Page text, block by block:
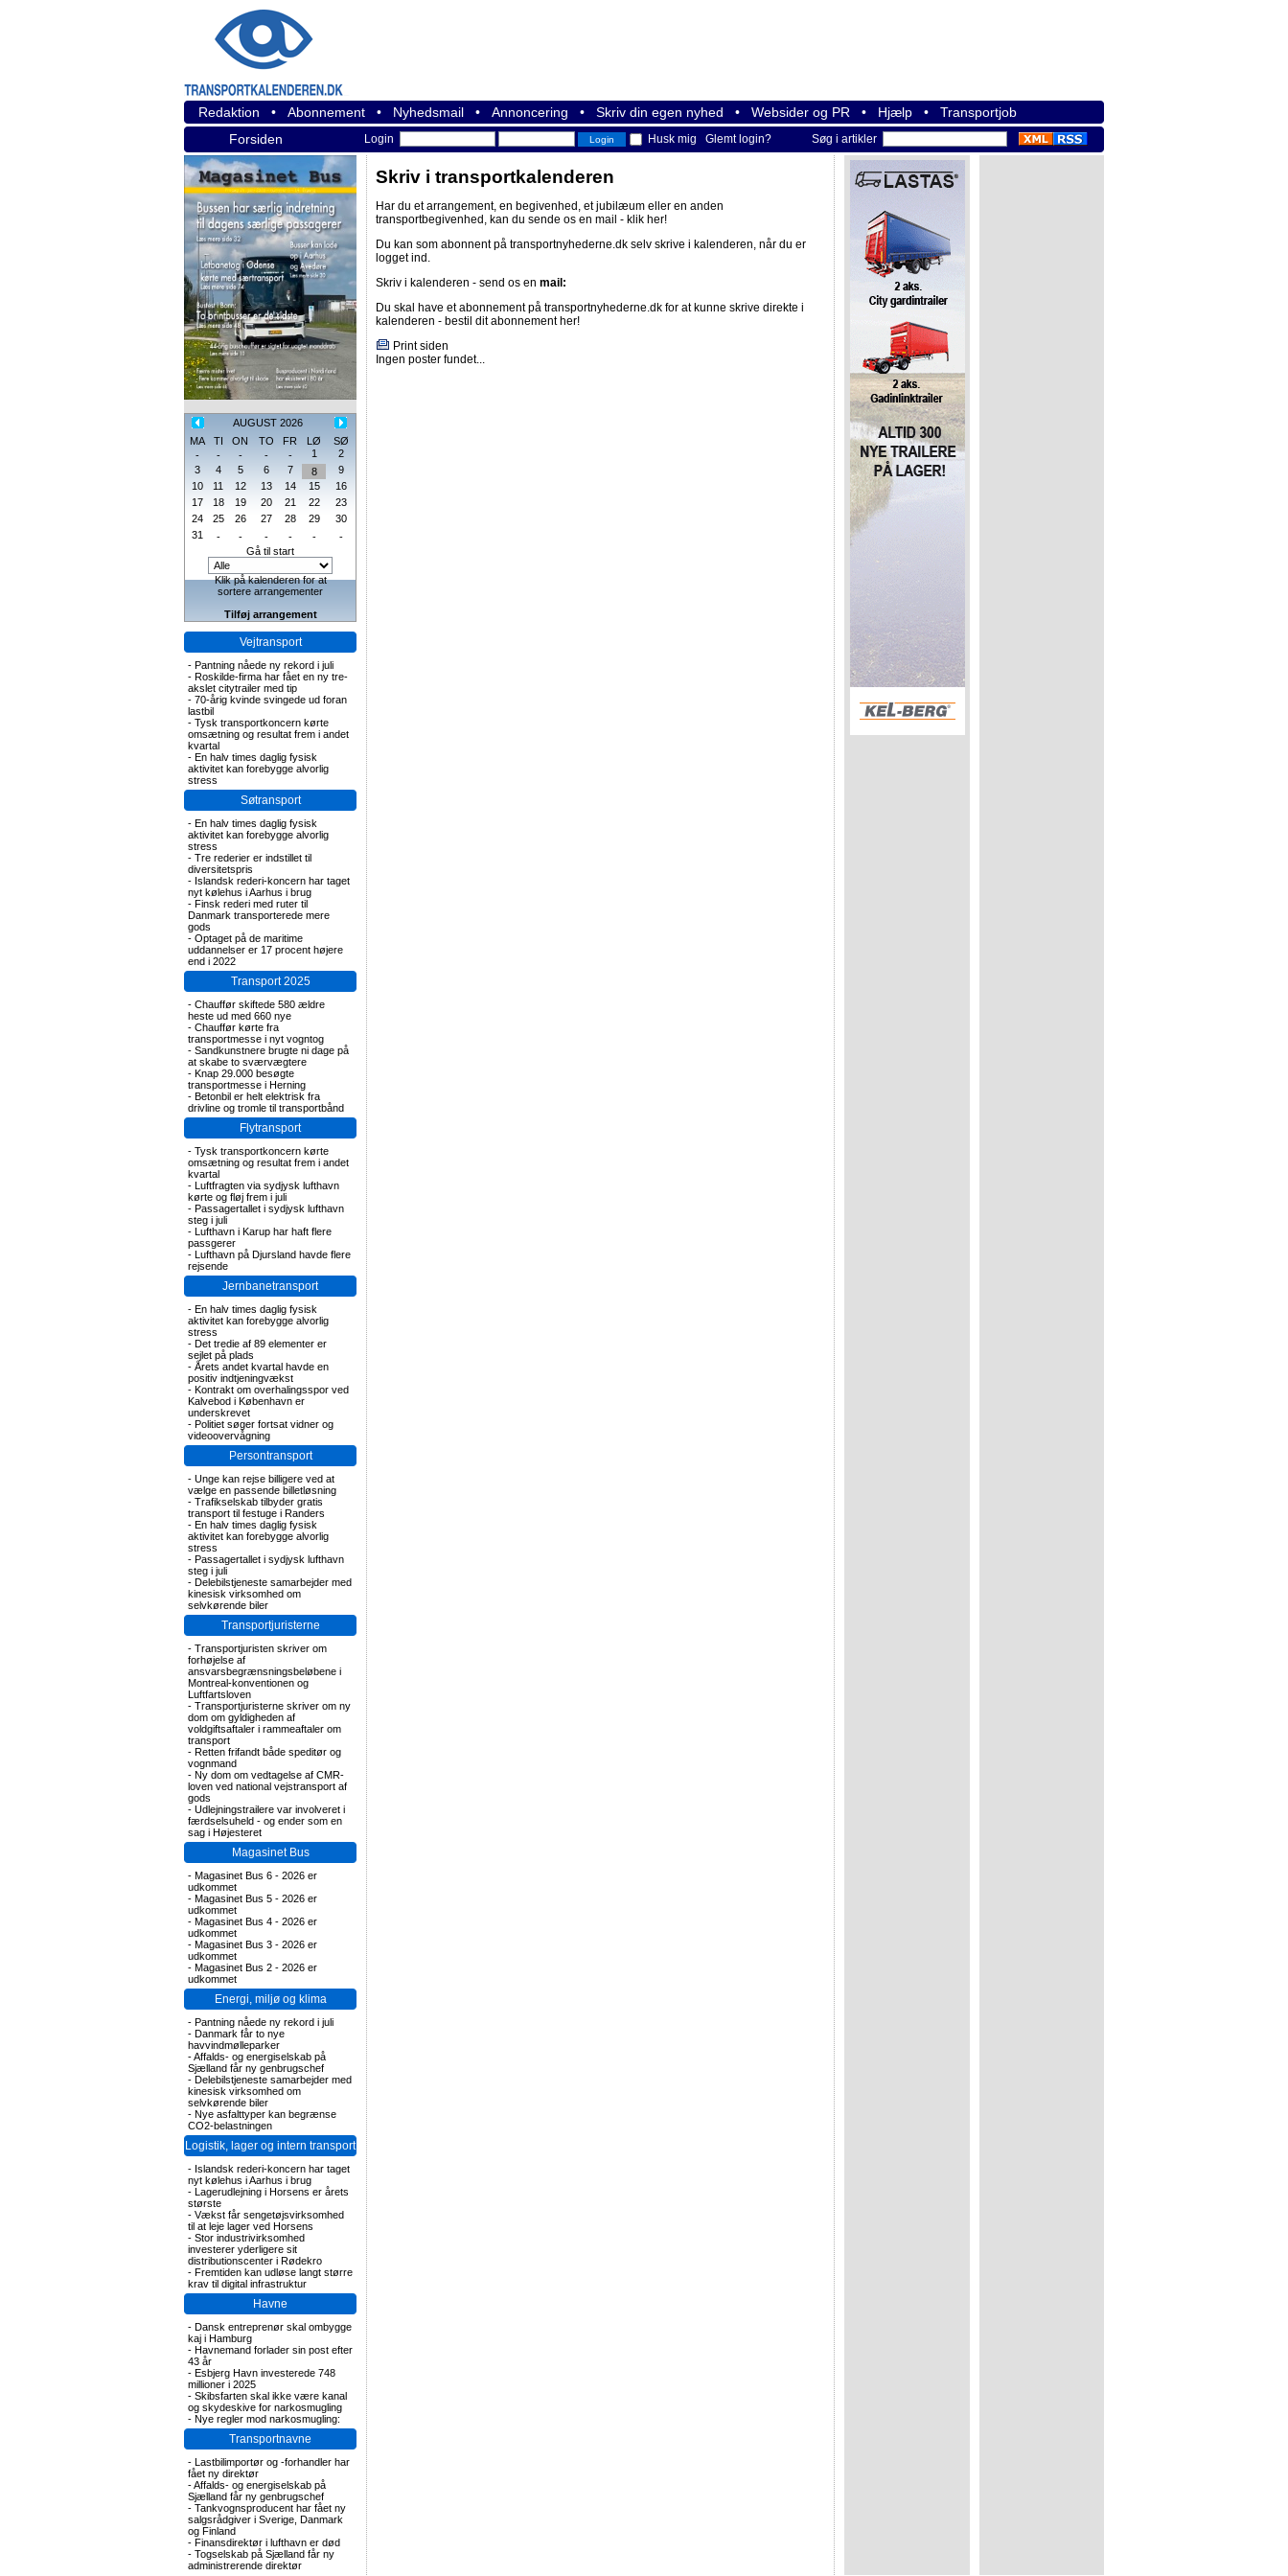
Redaktion • Abonnement • Nyhedsmail • Annoncering • Skriv din egen nyhed • Websider og PR • Hjælp • Transportjob
Forsiden
Login Husk mig Glemt login? Søg i artikler
AUGUST 2026
MA
TI ON TO FR LØ
SØ
-
- - - - 1
2
3
4 5 6 7 8
9
10
11 12 13 14 15
16
17
18 19 20 21 22
23
24
25 26 27 28 29
30
31
- - - - -
-
Gå til start
Klik på kalenderen for at
sortere arrangementer
Tilføj arrangement
Vejtransport
- Pantning nåede ny rekord i juli
- Roskilde-firma har fået en ny tre-
akslet citytrailer med tip
- 70-årig kvinde svingede ud foran
lastbil
- Tysk transportkoncern kørte
omsætning og resultat frem i andet
kvartal
- En halv times daglig fysisk
aktivitet kan forebygge alvorlig
stress
Søtransport
- En halv times daglig fysisk
aktivitet kan forebygge alvorlig
stress
- Tre rederier er indstillet til
diversitetspris
- Islandsk rederi-koncern har taget
nyt kølehus i Aarhus i brug
- Finsk rederi med ruter til
Danmark transporterede mere
gods
- Optaget på de maritime
uddannelser er 17 procent højere
end i 2022
Transport 2025
- Chauffør skiftede 580 ældre
heste ud med 660 nye
- Chauffør kørte fra
transportmesse i nyt vogntog
- Sandkunstnere brugte ni dage på
at skabe to sværvægtere
- Knap 29.000 besøgte
transportmesse i Herning
- Betonbil er helt elektrisk fra
drivline og tromle til transportbånd
Flytransport
- Tysk transportkoncern kørte
omsætning og resultat frem i andet
kvartal
- Luftfragten via sydjysk lufthavn
kørte og fløj frem i juli
- Passagertallet i sydjysk lufthavn
steg i juli
- Lufthavn i Karup har haft flere
passgerer
- Lufthavn på Djursland havde flere
rejsende
Jernbanetransport
- En halv times daglig fysisk
aktivitet kan forebygge alvorlig
stress
- Det tredie af 89 elementer er
sejlet på plads
- Årets andet kvartal havde en
positiv indtjeningvækst
- Kontrakt om overhalingsspor ved
Kalvebod i København er
underskrevet
- Politiet søger fortsat vidner og
videoovervågning
Persontransport
- Unge kan rejse billigere ved at
vælge en passende billetløsning
- Trafikselskab tilbyder gratis
transport til festuge i Randers
- En halv times daglig fysisk
aktivitet kan forebygge alvorlig
stress
- Passagertallet i sydjysk lufthavn
steg i juli
- Delebilstjeneste samarbejder med
kinesisk virksomhed om
selvkørende biler
Transportjuristerne
- Transportjuristen skriver om
forhøjelse af
ansvarsbegrænsningsbeløbene i
Montreal-konventionen og
Luftfartsloven
- Transportjuristerne skriver om ny
dom om gyldigheden af
voldgiftsaftaler i rammeaftaler om
transport
- Retten frifandt både speditør og
vognmand
- Ny dom om vedtagelse af CMR-
loven ved national vejstransport af
gods
- Udlejningstrailere var involveret i
færdselsuheld - og ender som en
sag i Højesteret
Magasinet Bus
- Magasinet Bus 6 - 2026 er
udkommet
- Magasinet Bus 5 - 2026 er
udkommet
- Magasinet Bus 4 - 2026 er
udkommet
- Magasinet Bus 3 - 2026 er
udkommet
- Magasinet Bus 2 - 2026 er
udkommet
Energi, miljø og klima
- Pantning nåede ny rekord i juli
- Danmark får to nye
havvindmølleparker
-Affalds- og energiselskab på
Sjælland får ny genbrugschef
- Delebilstjeneste samarbejder med
kinesisk virksomhed om
selvkørende biler
- Nye asfalttyper kan begrænse
CO2-belastningen
Logistik, lager og intern transport
- Islandsk rederi-koncern har taget
nyt kølehus i Aarhus i brug
- Lagerudlejning i Horsens er årets
største
- Vækst får sengetøjsvirksomhed
til at leje lager ved Horsens
- Stor industrivirksomhed
investerer yderligere sit
distributionscenter i Rødekro
- Fremtiden kan udløse langt større
krav til digital infrastruktur
Havne
- Dansk entreprenør skal ombygge
kaj i Hamburg
- Havnemand forlader sin post efter
43 år
- Esbjerg Havn investerede 748
millioner i 2025
- Skibsfarten skal ikke være kanal
og skydeskive for narkosmugling
- Nye regler mod narkosmugling:
Transportnavne
- Lastbilimportør og -forhandler har
fået ny direktør
-Affalds- og energiselskab på
Sjælland får ny genbrugschef
- Tankvognsproducent har fået ny
salgsrådgiver i Sverige, Danmark
og Finland
- Finansdirektør i lufthavn er død
- Togselskab på Sjælland får ny
administrerende direktør
Skriv i transportkalenderen
Har du et arrangement, en begivenhed, et jubilæum eller en anden
transportbegivenhed, kan du sende os en mail - klik her!
Du kan som abonnent på transportnyhederne.dk selv skrive i kalenderen, når du er
logget ind.
Skriv i kalenderen - send os en mail:
Du skal have et abonnement på transportnyhederne.dk for at kunne skrive direkte i
kalenderen - bestil dit abonnement her!
Print siden
Ingen poster fundet...